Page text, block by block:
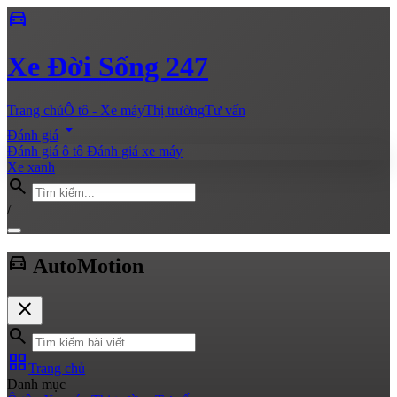
directions_car
Xe Đời Sống 247
Trang chủÔ tô - Xe máyThị trườngTư vấn
Đánh giá arrow_drop_down
Đánh giá ô tô Đánh giá xe máy
Xe xanh
search
/
directions_car AutoMotion
close
search
grid_viewTrang chủ
Danh mục